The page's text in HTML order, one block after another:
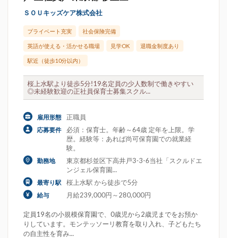
ＳＯＵキッズケア株式会社
プライベート充実 社会保険完備
英語が使える・活かせる職場 見学OK 退職金制度あり
駅近（徒歩10分以内）
桜上水駅より徒歩5分!19名定員の少人数制で働きやすい
◎未経験歓迎の正社員保育士募集スクル...
雇用形態 正職員
応募要件
必須：保育士。年齢～64歳 定年を上限。学
歴。経験等：あれば尚可保育園での就業経
験。
勤務地
東京都杉並区下高井戸3-3-6当社「スクルドエ
ンジェル保育園...
最寄り駅 桜上水駅 から徒歩で5分
給与 月給239,000円～280,000円
定員19名の小規模保育園で、0歳児から2歳児までをお預か
りしています。モンテッソーリ教育を取り入れ、子どもたち
の自主性を育み...